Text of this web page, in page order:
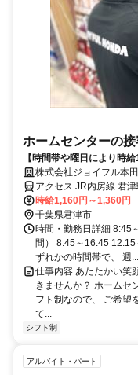
ホームセンターの
【時間帯や曜日により時給100円-200
迎！働きやすさ◎
株式会社ジョイフル本
アクセス JR内房線 君
時給1,160円～1,360円
千葉県君津市
時間・勤務日詳細 8:45
間） 8:45～16:45
ずれかの時間帯で、 週...
仕事内容 あたたかい笑
きませんか？ ホームセ
フト制なので、 ご希望
て...
シフト制
アルバイト・パート